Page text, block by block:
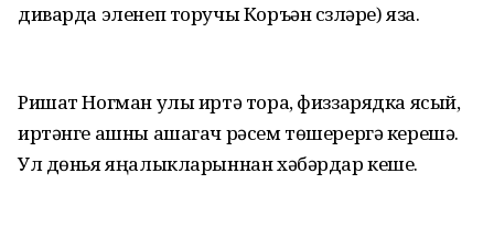
диварда эленеп торучы Коръән сүзләре) яза.
Ришат Ногман улы иртә тора, физзарядка ясый,
иртәнге ашны ашагач рәсем төшерергә керешә.
Ул дөнья яңалыкларыннан хәбәрдар кеше.